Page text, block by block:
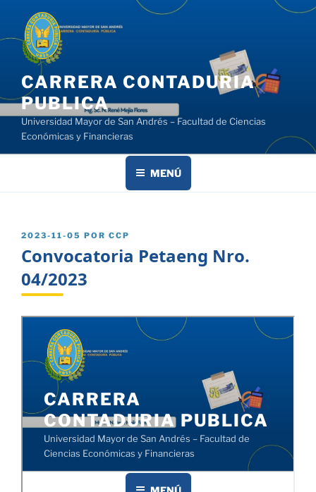
contenido
CARRERA CONTADURIA
PUBLICA
Universidad Mayor de San Andrés – Facultad de Ciencias
Económicas y Financieras
MENÚ
PUBLICADO
2023-11-05 POR CCP
Convocatoria Petaeng Nro.
04/2023